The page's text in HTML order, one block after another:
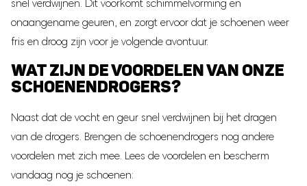
snel verdwijnen. Dit voorkomt schimmelvorming en
onaangename geuren, en zorgt ervoor dat je schoenen weer
fris en droog zijn voor je volgende avontuur.
WAT ZIJN DE VOORDELEN VAN ONZE
SCHOENENDROGERS?
Naast dat de vocht en geur snel verdwijnen bij het dragen
van de drogers. Brengen de schoenendrogers nog andere
voordelen met zich mee. Lees de voordelen en bescherm
vandaag nog je schoenen: